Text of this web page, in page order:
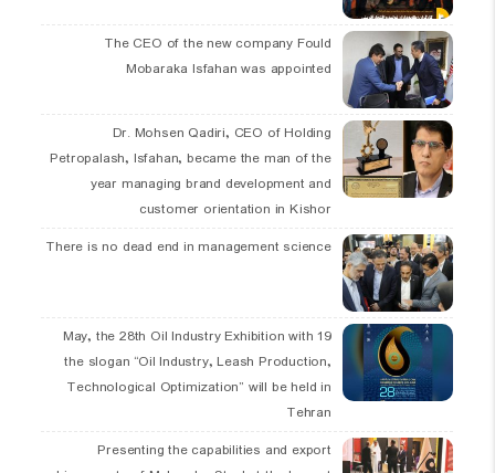
The CEO of the new company Fould
Mobaraka Isfahan was appointed
Dr. Mohsen Qadiri, CEO of Holding
Petropalash, Isfahan, became the man of the
year managing brand development and
customer orientation in Kishor
There is no dead end in management science
19 May, the 28th Oil Industry Exhibition with
the slogan “Oil Industry, Leash Production,
Technological Optimization” will be held in
Tehran
Presenting the capabilities and export